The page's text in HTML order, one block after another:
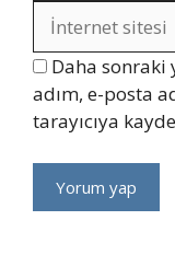
Daha sonraki
adım, e-posta
tarayıcıya